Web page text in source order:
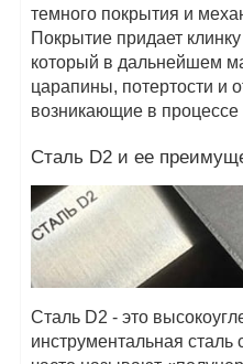
темного покрытия и
Покрытие придает
который в дальнейшем
царапины, потертости и
возникающие в процессе
Сталь D2 и ее
Сталь D2 - это
инструментальная